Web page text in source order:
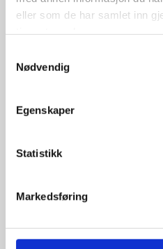
eller som de har samlet inn
Nødvendig
Egenskaper
Statistikk
Markedsføring